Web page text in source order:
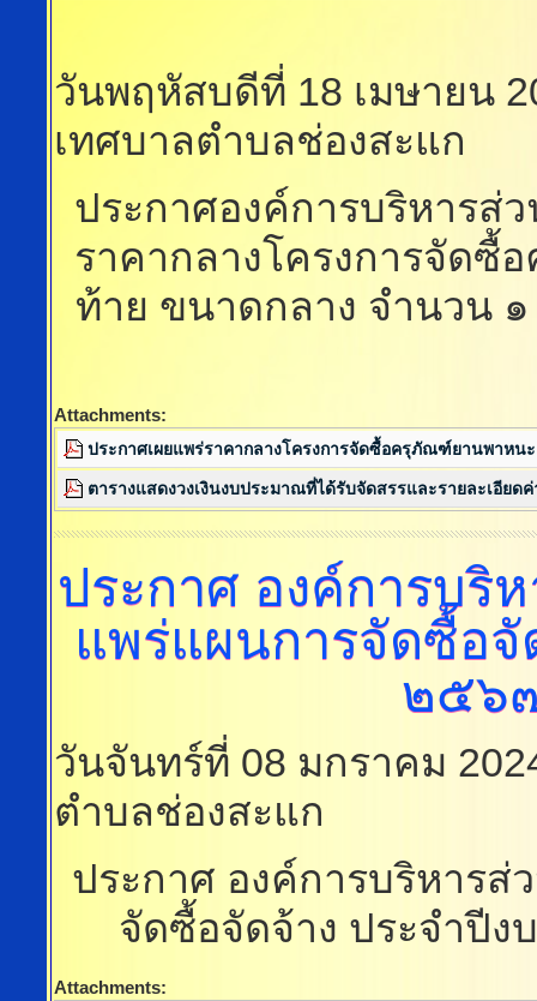
วันพฤหัสบดีที่ 18 เมษายน
เทศบาลตำบลช่องสะแก
ประกาศองค์การบริหารส่
ราคากลางโครงการจัดซื้
ท้าย ขนาดกลาง จำนวน
Attachments:
ประกาศเผยแพร่ราคากลางโครงการจัดซื้อครุภัณฑ์ยานพาหนะ
ตารางแสดงวงเงินงบประมาณที่ได้รับจัดสรรและรายละเอียด
ประกาศ องค์การบริ
แพร่แผนการจัดซื้อ
๒๕๖
วันจันทร์ที่ 08 มกราคม
ตำบลช่องสะแก
ประกาศ องค์การบริหารส่
จัดซื้อจัดจ้าง ประจำปี
Attachments: